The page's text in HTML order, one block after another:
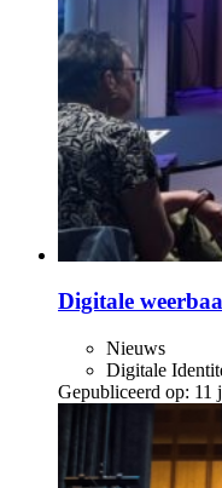
Digitale
Nieuws
Digitale
Gepubliceerd op: 11